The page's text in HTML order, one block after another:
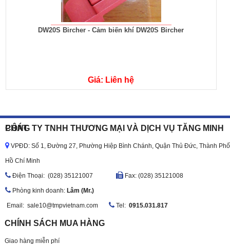
DW20S Bircher - Cảm biến khí DW20S Bircher
Giá: Liên hệ
CÔNG TY TNHH THƯƠNG MẠI VÀ DỊCH VỤ TĂNG MINH PHÁT
VPĐD: Số 1, Đường 27, Phường Hiệp Bình Chánh, Quận Thủ Đức, Thành Phố
Hồ Chí Minh
Ðiện Thoại: (028) 35121007 Fax: (028) 35121008
Phòng kinh doanh: Lâm (Mr.)
Email: sale10@tmpvietnam.com Tel: 0915.031.817
CHÍNH SÁCH MUA HÀNG
Giao hàng miễn phí